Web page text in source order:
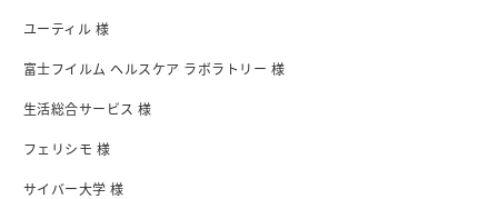
ユーティル 様
富士フイルム ヘルスケア ラボラトリー 様
生活総合サービス 様
フェリシモ 様
サイバー大学 様